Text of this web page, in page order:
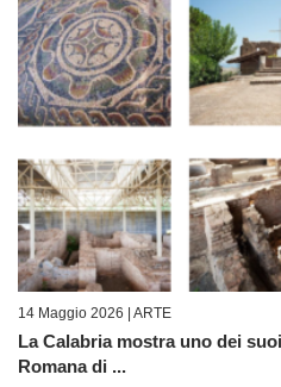
14 Maggio 2026 | ARTE
La Calabria mostra uno dei
Romana di ...